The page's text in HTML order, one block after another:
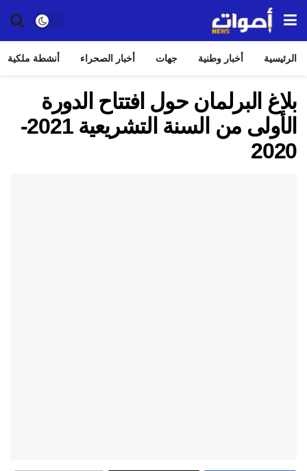
الرئيسية أخبار وطنية جهات أخبار الصحراء أنشطة ملكية
بلاغ البرلمان حول افتتاح الدورة
الأولى من السنة التشريعية 2021-
2020